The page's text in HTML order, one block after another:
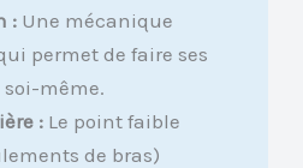
: Une mécanique
permet de faire ses
même.
: Le point faible
de bras)